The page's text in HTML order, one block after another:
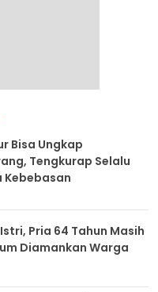
Bisa Ungkap
Tengkurap Selalu
Kebebasan
Pria 64 Tahun Masih
Diamankan Warga